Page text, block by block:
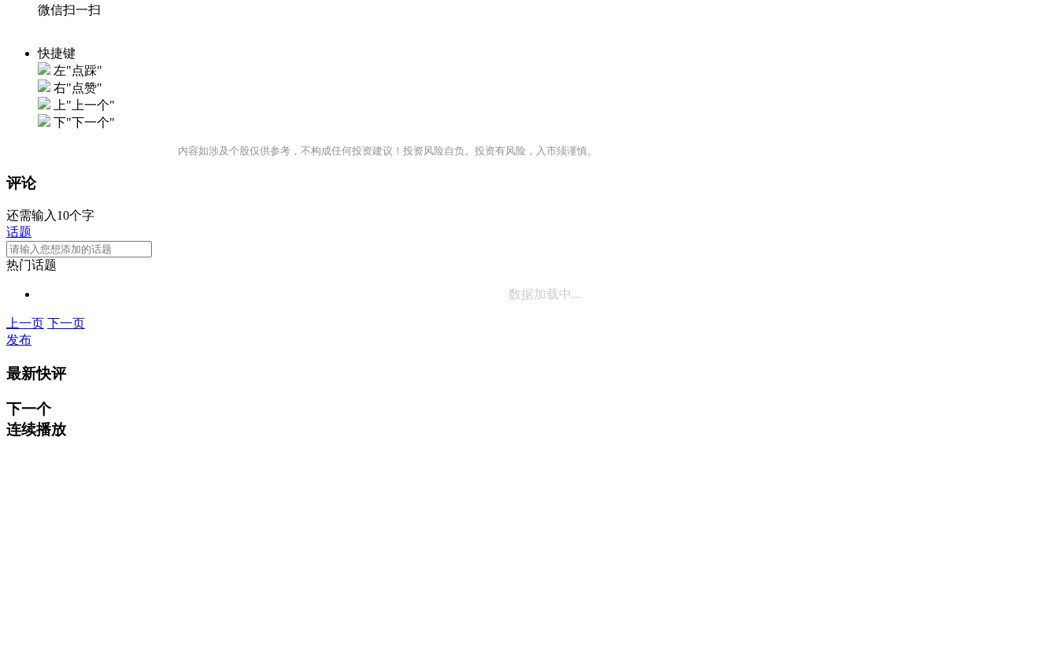
微信扫一扫
快捷键
左"点踩"
右"点赞"
上"上一个"
下"下一个"
内容如涉及个股仅供参考，不构成任何投资建议！投资风险自负。投资有风险，入市须谨慎。
评论
还需输入10个字
话题
热门话题
数据加载中...
上一页 下一页
发布
最新快评
下一个
连续播放